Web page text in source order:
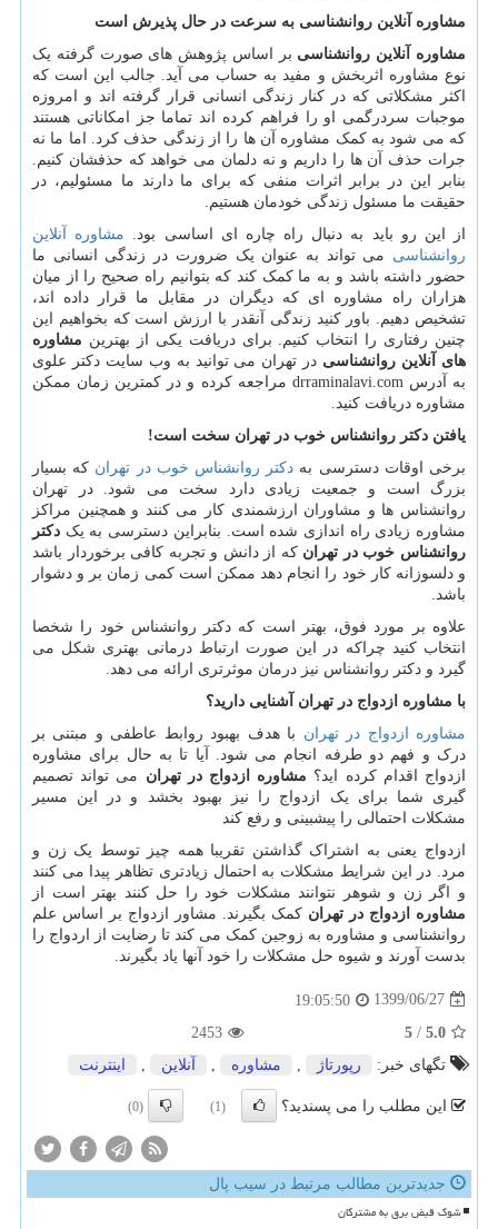
مشاوره آنلاین روانشناسی به سرعت در حال پذیرش است
مشاوره آنلاین روانشناسی بر اساس پژوهش های صورت گرفته یک
نوع مشاوره اثربخش و مفید به حساب می آید. جالب این است که
اکثر مشکلاتی که در کنار زندگی انسانی قرار گرفته اند و امروزه
موجبات سردرگمی او را فراهم کرده اند تماما جز امکاناتی هستند
که می شود به کمک مشاوره آن ها را از زندگی حذف کرد. اما ما نه
جرات حذف آن ها را داریم و نه دلمان می خواهد که حذفشان کنیم.
بنابر این در برابر اثرات منفی که برای ما دارند ما مسئولیم، در
حقیقت ما مسئول زندگی خودمان هستیم.
از این رو باید به دنبال راه چاره ای اساسی بود. مشاوره آنلاین
روانشناسی می تواند به عنوان یک ضرورت در زندگی انسانی ما
حضور داشته باشد و به ما کمک کند که بتوانیم راه صحیح را از میان
هزاران راه مشاوره ای که دیگران در مقابل ما قرار داده اند،
تشخیص دهیم. باور کنید زندگی آنقدر با ارزش است که بخواهیم این
چنین رفتاری را انتخاب کنیم. برای دریافت یکی از بهترین مشاوره
های آنلاین روانشناسی در تهران می توانید به وب سایت دکتر علوی
به آدرسdrraminalavi.com مراجعه کرده و در کمترین زمان ممکن
مشاوره دریافت کنید.
یافتن دکتر روانشناس خوب در تهران سخت است!
برخی اوقات دسترسی به دکتر روا‌نشناس خوب در تهران که بسیار
بزرگ است و جمعیت زیادی دارد سخت می شود. در تهران
روا‌نشناس ها و مشاوران ارزشمندی کار می کنند و همچنین مراکز
مشاوره زیادی راه اندازی شده است. بنابراین دسترسی به یک دکتر
روانشناس خوب در تهران که از دانش و تجربه کافی برخوردار باشد
و دلسوزانه کار خود را انجام دهد ممکن است کمی زمان بر و دشوار
باشد.
علاوه بر مورد فوق، بهتر است که دکتر روانشناس خود را شخصا
انتخاب کنید چراکه در این صورت ارتباط درمانی بهتری شکل می
گیرد و دکتر روانشناس نیز درمان موثرتری ارائه می دهد.
با مشاوره ازدواج در تهران آشنایی دارید؟
مشاوره ازدواج در تهران با هدف بهبود روابط عاطفی و مبتنی بر
درک و فهم دو طرفه انجام می شود. آیا تا به حال برای مشاوره
ازدواج اقدام کرده اید؟ مشاوره ازدواج در تهران می تواند تصمیم
گیری شما برای یک ازدواج را نیز بهبود بخشد و در این مسیر
مشکلات احتمالی را پیشبینی و رفع کند
ازدواج یعنی به اشتراک گذاشتن تقریبا همه چیز توسط یک زن و
مرد. در این شرایط مشکلات به احتمال زیادتری تظاهر پیدا می کنند
و اگر زن و شوهر نتوانند مشکلات خود را حل کنند بهتر است از
مشاوره ازدواج در تهران کمک بگیرند. مشاور ازدواج بر اساس علم
روانشناسی و مشاوره به زوجین کمک می کند تا رضایت از اردواج را
بدست آورند و شیوه حل مشکلات را خود آنها یاد بگیرند.
1399/06/27
19:05:50
5.0
/
5
2453
تگهای خبر:
رپورتاژ , مشاوره , آنلاین , اینترنت
این مطلب را می پسندید؟ (1)
(0)
جدیدترین مطالب مرتبط در سیب پال
شوک قبض برق به مشترکان